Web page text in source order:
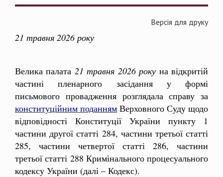
Версія для друку
21 травня 2026 року
Велика палата 21 травня 2026 року на відкритій
частині пленарного засідання у формі
письмового провадження розглядала справу за
конституційним поданням Верховного Суду щодо
відповідності Конституції України пункту 1
частини другої статті 284, частини третьої статті
285, частини четвертої статті 286, частини
третьої статті 288 Кримінального процесуального
кодексу України (далі – Кодекс).